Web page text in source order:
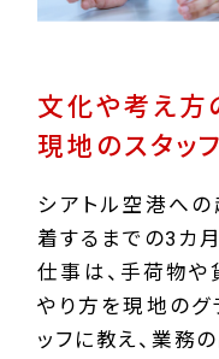
文化や考え方
現地のスタッ
シアトル空港へ
着するまでの3カ
仕事は、手荷物
やり方を現地のグ
ッフに教え、業務